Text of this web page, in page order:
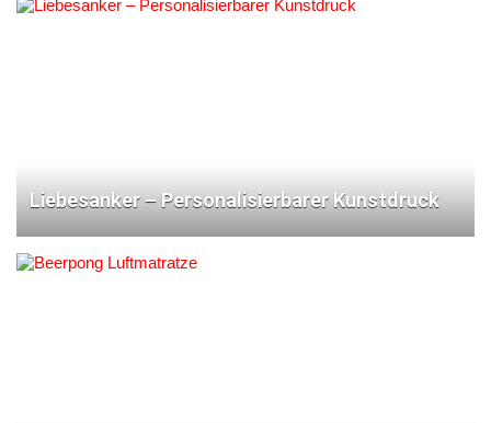
Liebesanker – Personalisierbarer Kunstdruck